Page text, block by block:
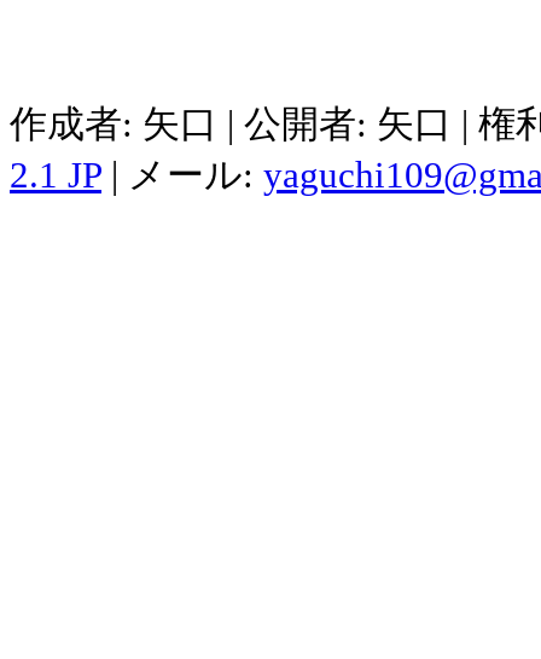
作成者: 矢口 | 公開者: 矢口 |
2.1 JP | メール: